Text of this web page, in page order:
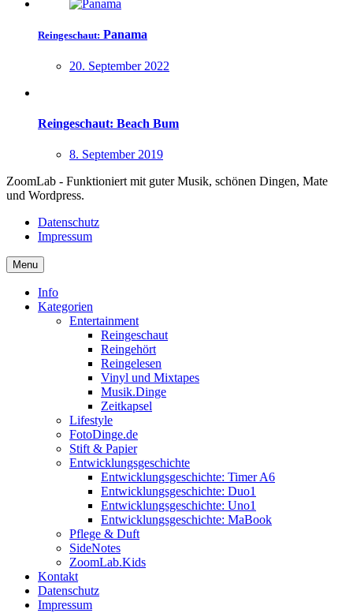
Reingeschaut: Panama
20. September 2022
Reingeschaut: Beach Bum
8. September 2019
ZoomLab - Funktioniert mit guter Musik, schönen Dingen, Mate
und Wordpress.
Datenschutz
Impressum
Menu
Info
Kategorien
Entertainment
Reingeschaut
Reingehört
Reingelesen
Vinyl und Mixtapes
Musik.Dinge
Zeitkapsel
Lifestyle
FotoDinge.de
Stift & Papier
Entwicklungsgeschichte
Entwicklungsgeschichte: Timer A6
Entwicklungsgeschichte: Duo1
Entwicklungsgeschichte: Uno1
Entwicklungsgeschichte: MaBook
Pflege & Duft
SideNotes
ZoomLab.Kids
Kontakt
Datenschutz
Impressum